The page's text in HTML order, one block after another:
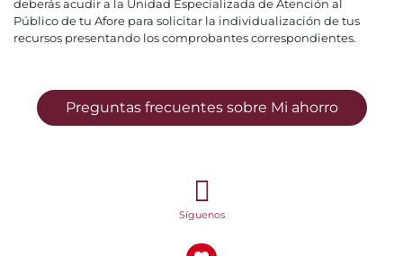
deberás acudir a la Unidad Especializada de Atención al
Público de tu Afore para solicitar la individualización de tus
recursos presentando los comprobantes correspondientes.
Preguntas frecuentes sobre Mi ahorro
Síguenos